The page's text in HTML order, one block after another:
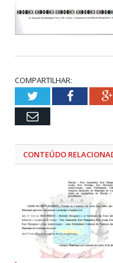
COMPARTILHAR:
TwitterFacebook
Email
CONTEÚDO